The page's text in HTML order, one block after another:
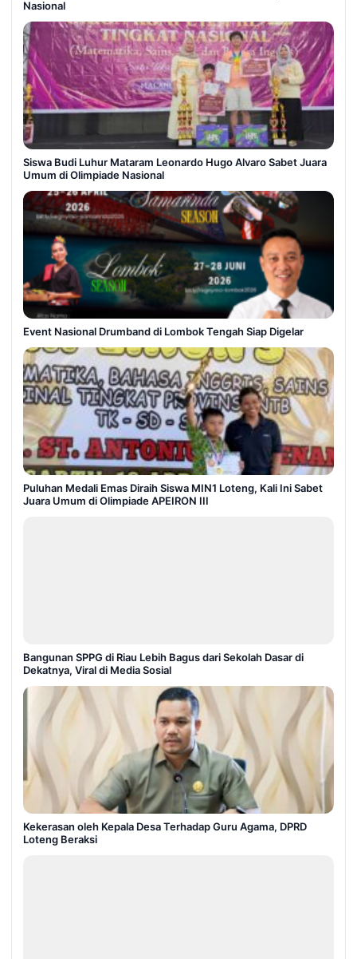
Nasional
Siswa Budi Luhur Mataram Leonardo Hugo Alvaro Sabet Juara
Umum di Olimpiade Nasional
Event Nasional Drumband di Lombok Tengah Siap Digelar
Puluhan Medali Emas Diraih Siswa MIN1 Loteng, Kali Ini Sabet
Juara Umum di Olimpiade APEIRON III
Bangunan SPPG di Riau Lebih Bagus dari Sekolah Dasar di
Dekatnya, Viral di Media Sosial
Kekerasan oleh Kepala Desa Terhadap Guru Agama, DPRD
Loteng Beraksi